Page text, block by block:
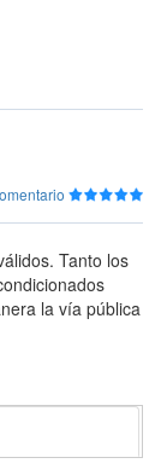
Tanto los
la vía pública